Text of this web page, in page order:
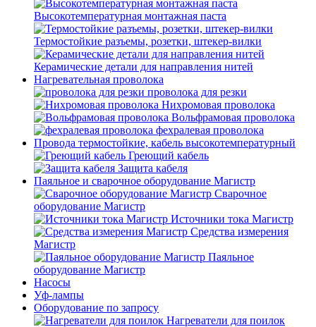
Высокотемпературная монтажная паста
Термостойкие разъемы, розетки, штекер-вилки
Керамические детали для направления нитей
Нагревательная проволока
проволока для резки
Нихромовая проволока
Вольфрамовая проволока
фехралевая проволока
Провода термостойкие, кабель высокотемпературный
Греющий кабель
Защита кабеля
Паяльное и сварочное оборудование Магистр
Сварочное
оборудование Магистр
Источники тока Магистр
Средства измерения
Магистр
Паяльное
оборудование Магистр
Насосы
Уф-лампы
Оборудование по запросу
Нагреватели для поилок